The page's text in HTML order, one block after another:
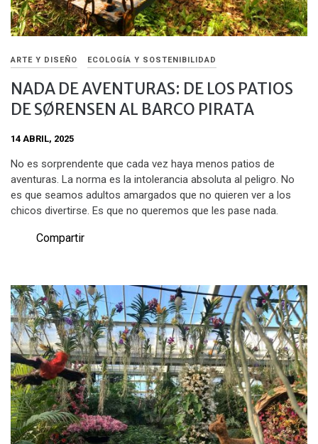
ARTE Y DISEÑO ECOLOGÍA Y SOSTENIBILIDAD
NADA DE AVENTURAS: DE LOS PATIOS
DE SØRENSEN AL BARCO PIRATA
14 ABRIL, 2025
No es sorprendente que cada vez haya menos patios de
aventuras. La norma es la intolerancia absoluta al peligro. No
es que seamos adultos amargados que no quieren ver a los
chicos divertirse. Es que no queremos que les pase nada.
Compartir